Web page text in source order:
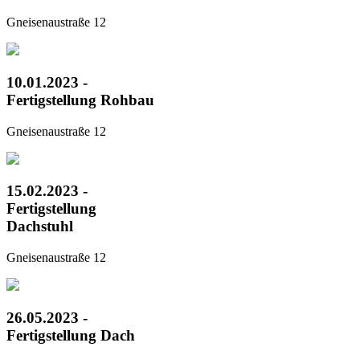
Gneisenaustraße 12
10.01.2023 -
Fertigstellung Rohbau
Gneisenaustraße 12
15.02.2023 -
Fertigstellung
Dachstuhl
Gneisenaustraße 12
26.05.2023 -
Fertigstellung Dach